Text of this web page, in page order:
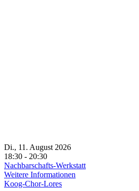
Di., 11. August 2026
18:30 - 20:30
Nachbarschafts-Werkstatt
Weitere Informationen
Koog-Chor-Lores